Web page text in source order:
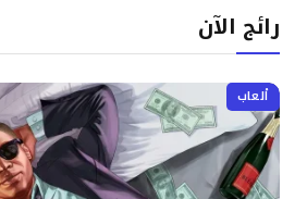
رائج الآن
ألعاب